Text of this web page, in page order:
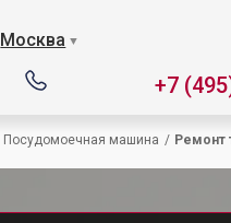
Москва ▼
+7
Посудомоечная машина / Ремонт